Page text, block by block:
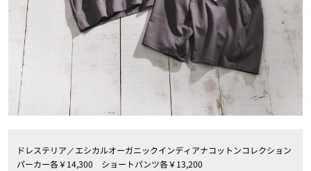
ドレステリア／エシカルオーガニックインディアナコットンコレクション
パーカー各￥14,300 ショートパンツ各￥13,200